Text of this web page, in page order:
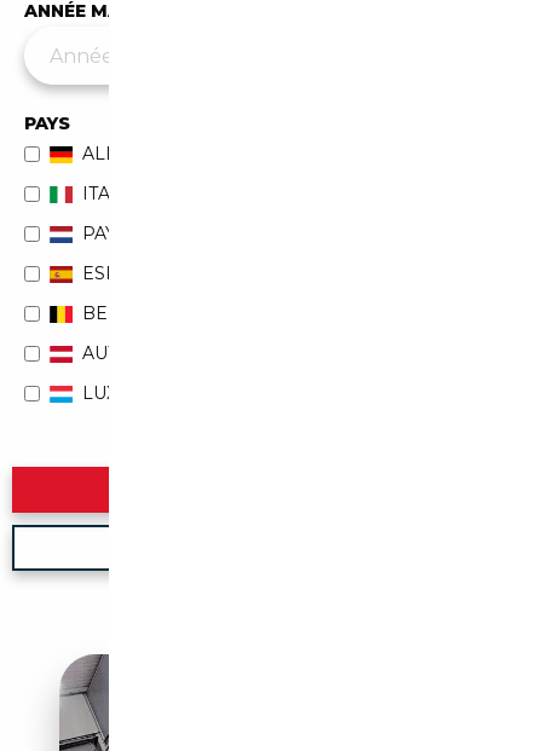
ANNÉE MAX
PAYS
ALLEMAGNE
ITALIE
PAYS-BAS
ESPAGNE
BELGIQUE
AUTRICHE
LUXEMBOURG